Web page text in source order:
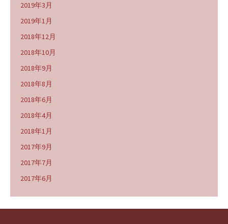
2019年3月
2019年1月
2018年12月
2018年10月
2018年9月
2018年8月
2018年6月
2018年4月
2018年1月
2017年9月
2017年7月
2017年6月